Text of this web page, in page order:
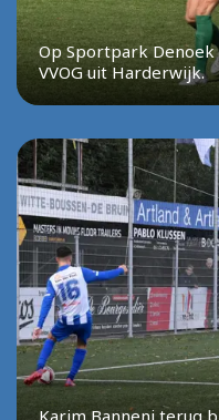
Op Sportpark Denoek
VVOG uit Harderwijk.